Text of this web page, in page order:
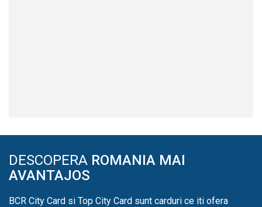
DESCOPERA ROMANIA MAI
AVANTAJOS
BCR City Card si Top City Card sunt carduri ce iti ofera